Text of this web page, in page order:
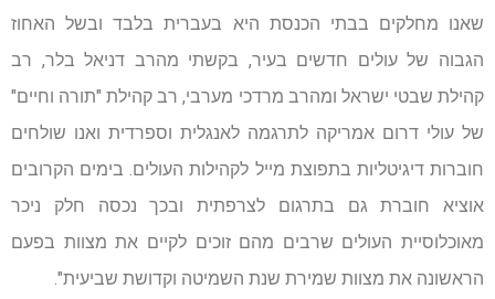
שאנו מחלקים בבתי הכנסת היא בעברית בלבד ובשל האחוז
הגבוה של עולים חדשים בעיר, בקשתי מהרב דניאל בלר, רב
קהילת שבטי ישראל ומהרב מרדכי מערבי, רב קהילת "תורה וחיים"
של עולי דרום אמריקה לתרגמה לאנגלית וספרדית ואנו שולחים
חוברות דיגיטליות בתפוצת מייל לקהילות העולים. בימים הקרובים
אוציא חוברת גם בתרגום לצרפתית ובכך נכסה חלק ניכר
מאוכלוסיית העולים שרבים מהם זוכים לקיים את מצוות בפעם
הראשונה את מצוות שמירת שנת השמיטה וקדושת שביעית".